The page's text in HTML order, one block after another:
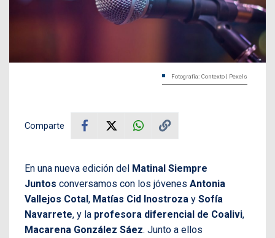
Fotografía: Contexto | Pexels
Comparte
En una nueva edición del Matinal Siempre
Juntos conversamos con los jóvenes Antonia
Vallejos Cotal, Matías Cid Inostroza y Sofía
Navarrete, y la profesora diferencial de Coalivi,
Macarena González Sáez. Junto a ellos